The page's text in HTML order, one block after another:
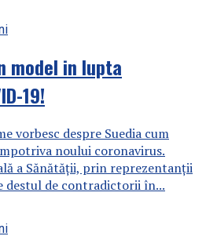
model in lupta
19!
vorbesc despre Suedia cum
noului coronavirus.
a Sănătății, prin reprezentanții
destul de contradictorii în...